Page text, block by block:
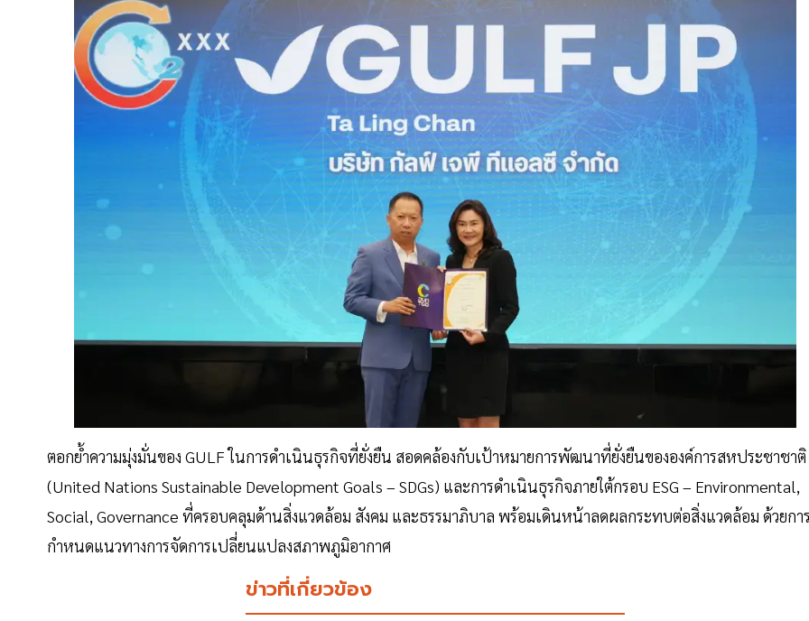
ตอกย้ำความมุ่งมั่นของ GULF ในการดำเนินธุรกิจที่ยั่งยืน สอดคล้องกับเป้าหมายการพัฒนาที่ยั่งยืนขององค์การสหประชาชาติ
(United Nations Sustainable Development Goals – SDGs) และการดำเนินธุรกิจภายใต้กรอบ ESG – Environmental,
Social, Governance ที่ครอบคลุมด้านสิ่งแวดล้อม สังคม และธรรมาภิบาล พร้อมเดินหน้าลดผลกระทบต่อสิ่งแวดล้อม ด้วยกา
กำหนดแนวทางการจัดการเปลี่ยนแปลงสภาพภูมิอากาศ
ข่าวที่เกี่ยวข้อง